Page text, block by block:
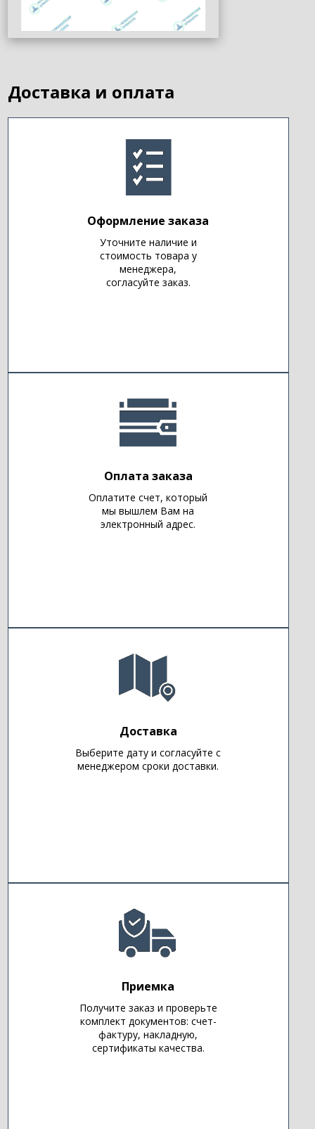
Доставка и оплата
Оформление заказа
Уточните наличие и
стоимость товара у
менеджера,
согласуйте заказ.
Оплата заказа
Оплатите счет, который
мы вышлем Вам на
электронный адрес.
Доставка
Выберите дату и согласуйте с
менеджером сроки доставки.
Приемка
Получите заказ и проверьте
комплект документов: счет-
фактуру, накладную,
сертификаты качества.